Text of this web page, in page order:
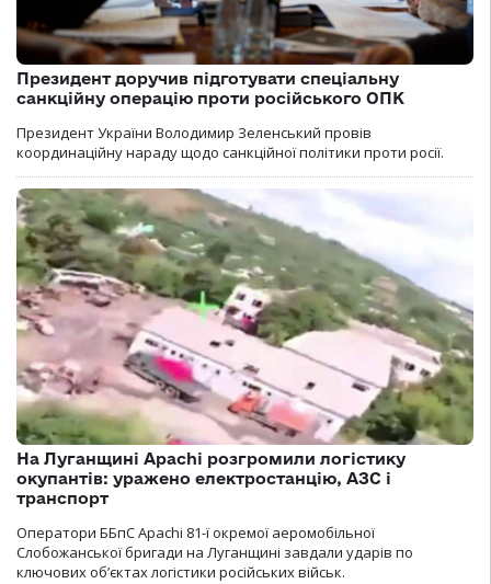
Президент доручив підготувати спеціальну
санкційну операцію проти російського ОПК
Президент України Володимир Зеленський провів
координаційну нараду щодо санкційної політики проти росії.
На Луганщині Apachi розгромили логістику
окупантів: уражено електростанцію, АЗС і
транспорт
Оператори ББпС Apachi 81-ї окремої аеромобільної
Слобожанської бригади на Луганщині завдали ударів по
ключових об’єктах логістики російських військ.